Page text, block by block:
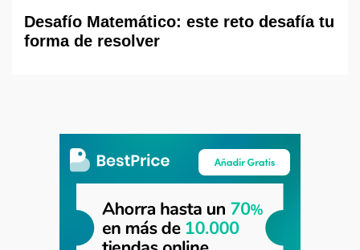
Desafío Matemático: este reto desafía tu
forma de resolver